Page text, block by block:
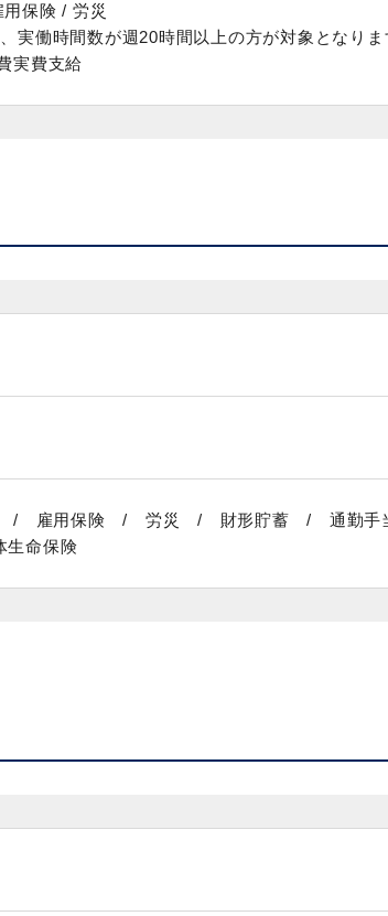
保険 / 労災
実働時間数が週20時間以上の方が対象となりま
実費支給
/ 雇用保険 / 労災 / 財形貯蓄 / 通勤手当
生命保険